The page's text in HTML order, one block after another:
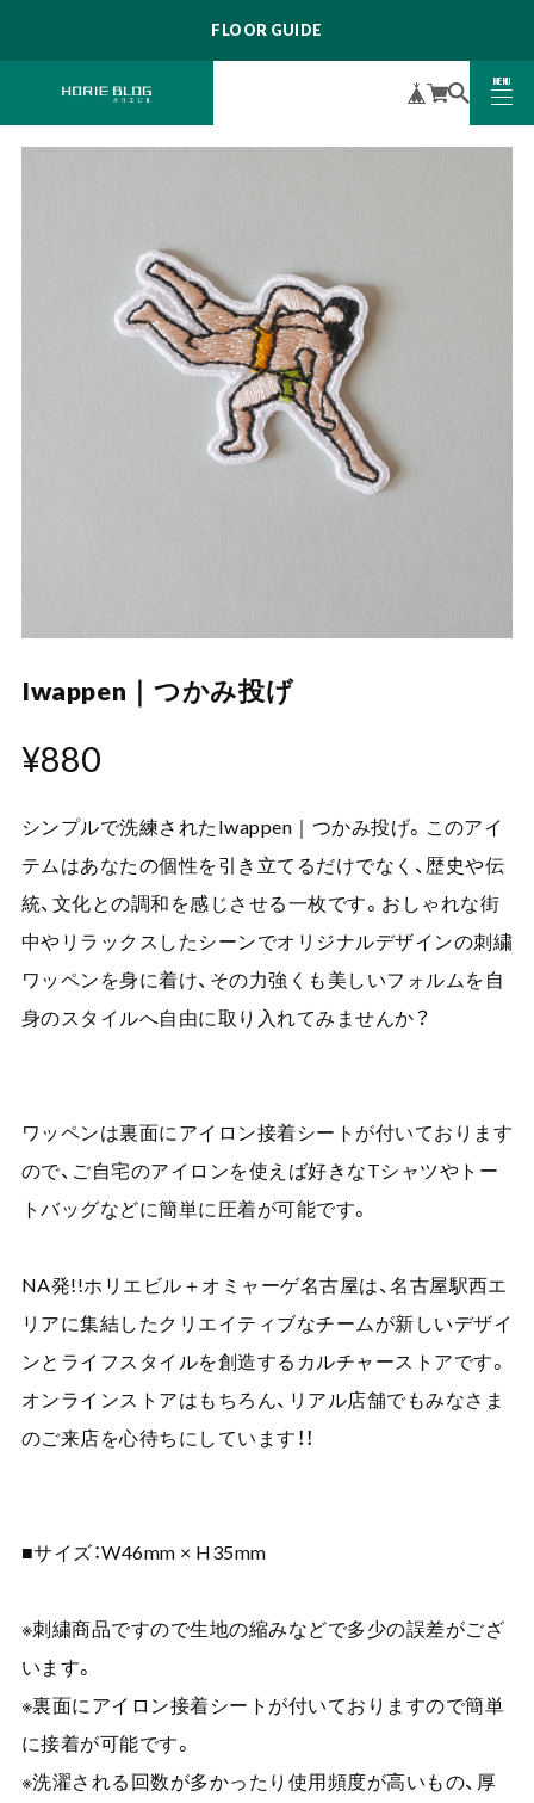
FLOOR GUIDE
MENU
CLOSE
Iwappen｜つかみ投げ
¥880
シンプルで洗練されたIwappen｜つかみ投げ。このアイ
テムはあなたの個性を引き立てるだけでなく、歴史や伝
統、文化との調和を感じさせる一枚です。おしゃれな街
中やリラックスしたシーンでオリジナルデザインの刺繍
ワッペンを身に着け、その力強くも美しいフォルムを自
身のスタイルへ自由に取り入れてみませんか？
ワッペンは裏面にアイロン接着シートが付いております
ので、ご自宅のアイロンを使えば好きなTシャツやトー
トバッグなどに簡単に圧着が可能です。
NA発!!ホリエビル＋オミャーゲ名古屋は、名古屋駅西エ
リアに集結したクリエイティブなチームが新しいデザイ
ンとライフスタイルを創造するカルチャーストアです。
オンラインストアはもちろん、リアル店舗でもみなさま
のご来店を心待ちにしています！！
■サイズ：W46mm × H35mm
※刺繍商品ですので生地の縮みなどで多少の誤差がござ
います。
※裏面にアイロン接着シートが付いておりますので簡単
に接着が可能です。
※洗濯される回数が多かったり使用頻度が高いもの、厚